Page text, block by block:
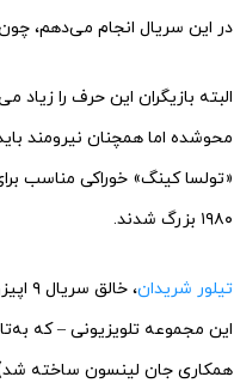
در این سریال انجام می‌دهم،
البته بازیگران این حرف‌ را
محوشده اما همچنان نیرومند
«تولسا کینگ» خوراکی مناسب
۱۹۸۰ بزرگ شدند.
تیلور شریدان
این مجموعه تلویزیونی – که
همکاری جان لینسون ساخته شد)